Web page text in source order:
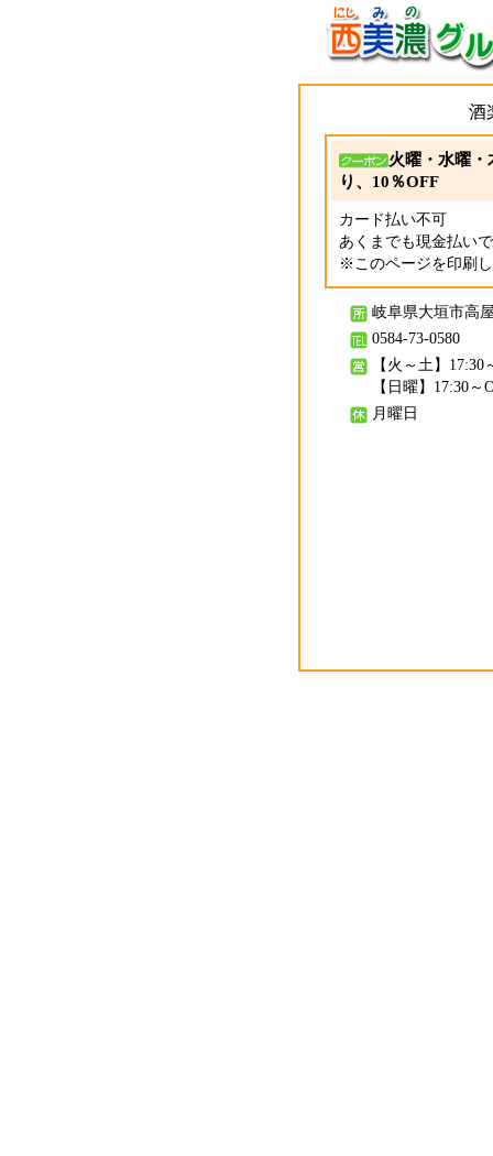
酒
火曜・水曜
り、10％OFF
カード払い不可
あくまでも現金払い
※このページを印刷
岐阜県大垣市高
0584-73-0580
【火～土】17:30
【日曜】17:30～
月曜日